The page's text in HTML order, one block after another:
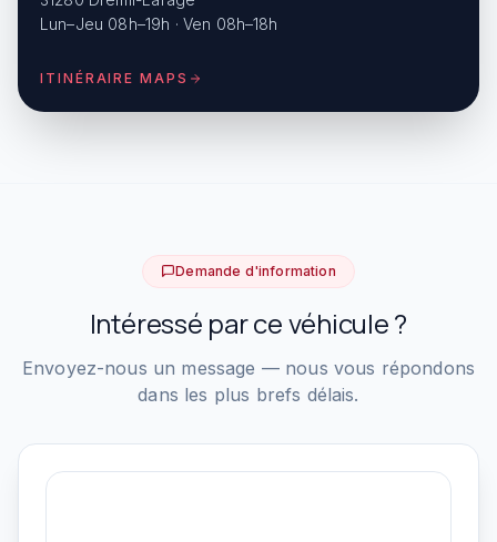
Lun–Jeu 08h–19h · Ven 08h–18h
ITINÉRAIRE MAPS
Demande d'information
Intéressé par ce véhicule ?
Envoyez-nous un message — nous vous répondons
dans les plus brefs délais.